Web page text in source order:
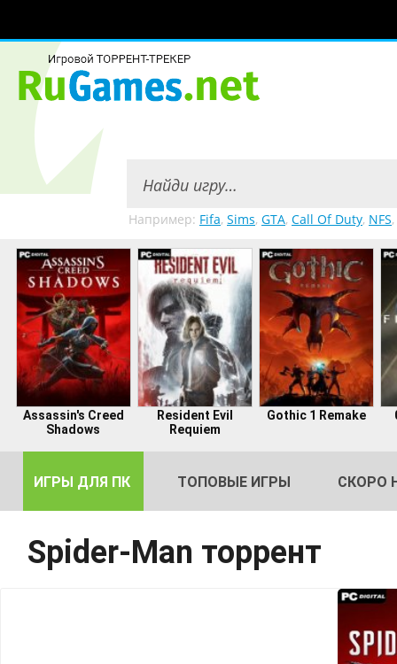
Например: Fifa, Sims, GTA, Call Of Duty, NFS,
Assassin's Creed
Shadows
Resident Evil
Requiem
Gothic 1 Remake
ИГРЫ ДЛЯ ПК ТОПОВЫЕ ИГРЫ СКОРО
Spider-Man торрент